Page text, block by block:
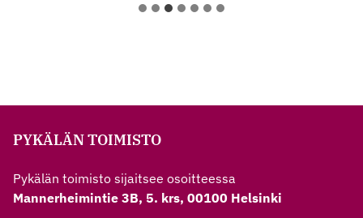
PYKÄLÄN TOIMISTO
Pykälän toimisto sijaitsee osoitteessa
Mannerheimintie 3B, 5. krs, 00100 Helsinki